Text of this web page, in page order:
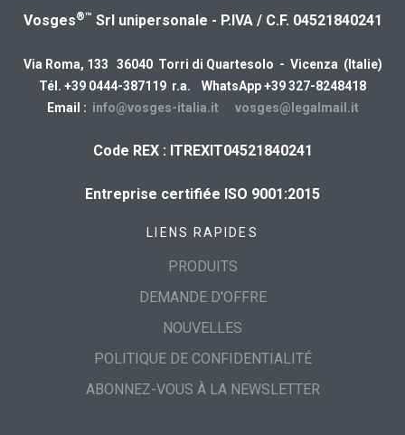
Vosges®™ Srl unipersonale - P.IVA / C.F. 04521840241
Via Roma, 133 36040 Torri di Quartesolo - Vicenza (Italie)
Tél. +39 0444-387119 r.a. WhatsApp +39 327-8248418
Email : info@vosges-italia.it vosges@legalmail.it
Code REX : ITREXIT04521840241
Entreprise certifiée ISO 9001:2015
LIENS RAPIDES
PRODUITS
DEMANDE D'OFFRE
NOUVELLES
POLITIQUE DE CONFIDENTIALITÉ
ABONNEZ-VOUS À LA NEWSLETTER